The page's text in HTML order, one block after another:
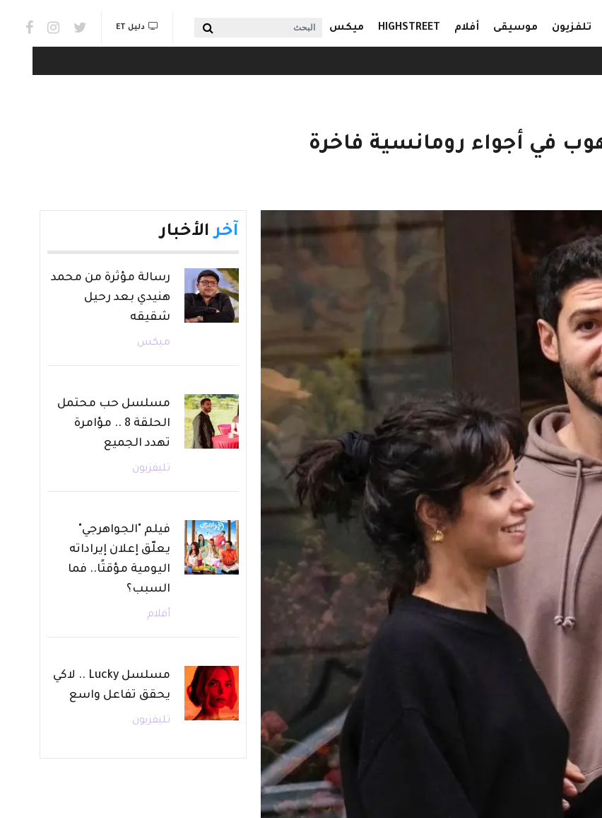
تلفزيون موسيقى أفلام HIGHSTREET ميكس البحث links & Watch
دليل ET
في أجواء رومانسية فاخرة
آخر الأخبار
رسالة مؤثرة من محمد
هنيدي بعد رحيل
شقيقه
ميكس
مسلسل حب محتمل
الحلقة 8 .. مؤامرة
تهدد الجميع
تليفزيون
فيلم "الجواهرجي"
يعلّق إعلان إيراداته
اليومية مؤقتًا.. فما
السبب؟
أفلام
مسلسل Lucky .. لاكي
يحقق تفاعل واسع
تليفزيون